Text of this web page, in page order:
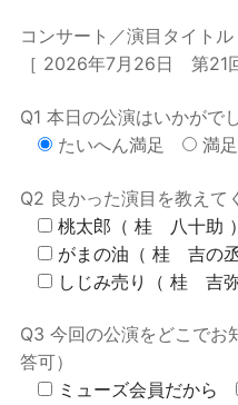
コンサート／演目タイトル
［ 2026年7月26日 第21
Q1 本日の公演はいかがで
たいへん満足
満足
Q2 良かった演目を教えて
桃太郎（ 桂 八十助 ）
がまの油（ 桂 吉の丞
しじみ売り（ 桂 吉弥
Q3 今回の公演をどこでお
答可）
ミューズ会員だから